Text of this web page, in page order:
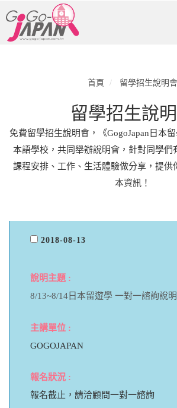
首頁 留學招生說明會
留學招生說
免費留學招生說明會，《GogoJapan日本
本語學校，共同舉辦說明會，針對同學們
課程安排、工作、生活體驗做分享，提供
本資訊！
2018-08-13
8/13~8/14日本留遊學 一對一諮詢說
GOGOJAPAN
報名截止，請洽顧問一對一諮詢